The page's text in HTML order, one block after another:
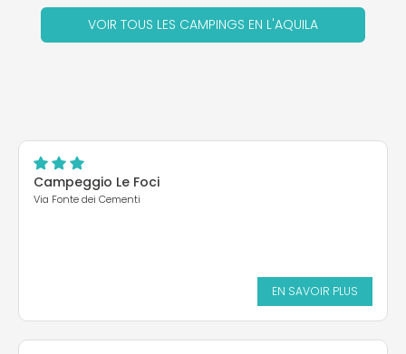
VOIR TOUS LES CAMPINGS EN L'AQUILA
Campeggio Le Foci
Via Fonte dei Cementi
EN SAVOIR PLUS